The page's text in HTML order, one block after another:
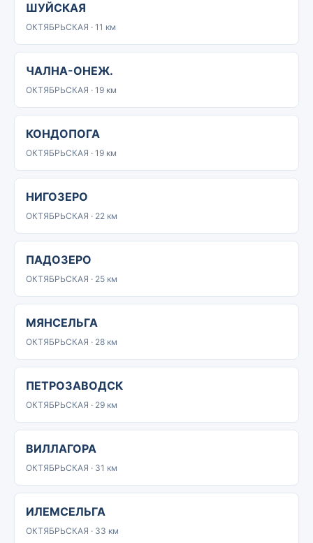
ШУЙСКАЯ
ОКТЯБРЬСКАЯ · 11 км
ЧАЛНА-ОНЕЖ.
ОКТЯБРЬСКАЯ · 19 км
КОНДОПОГА
ОКТЯБРЬСКАЯ · 19 км
НИГОЗЕРО
ОКТЯБРЬСКАЯ · 22 км
ПАДОЗЕРО
ОКТЯБРЬСКАЯ · 25 км
МЯНСЕЛЬГА
ОКТЯБРЬСКАЯ · 28 км
ПЕТРОЗАВОДСК
ОКТЯБРЬСКАЯ · 29 км
ВИЛЛАГОРА
ОКТЯБРЬСКАЯ · 31 км
ИЛЕМСЕЛЬГА
ОКТЯБРЬСКАЯ · 33 км